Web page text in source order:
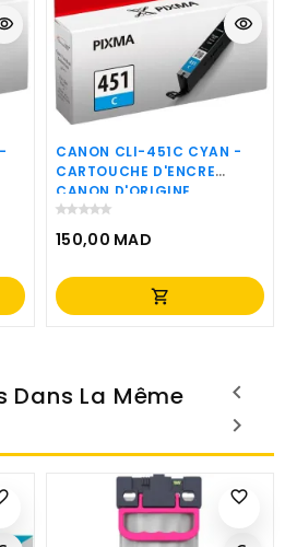
CANON CLI-451C CYAN -
CARTOUCHE D'ENCRE
CANON D'ORIGINE
(6524B001AA)
150,00 MAD
Prix
shopping_cart
visibility
Dans La Même
favorite_border